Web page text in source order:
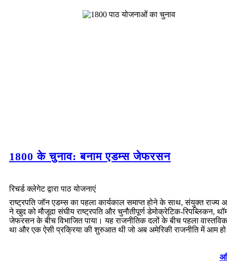
1800 के चुनाव: बनाम एडम्स जेफरसन
रिचर्ड क्लेगेट द्वारा पाठ योजनाएं
राष्ट्रपति जॉन एडम्स का पहला कार्यकाल समाप्त होने के साथ, संयुक्त राज्य
ने खुद को मौजूदा संघीय राष्ट्रपति और चुनौतीपूर्ण डेमोक्रेटिक-रिपब्लिकन,
जेफरसन के बीच विभाजित पाया। यह राजनीतिक दलों के बीच पहला
था और एक ऐसी प्रक्रिया की शुरुआत थी जो अब अमेरिकी राजनीति में आम